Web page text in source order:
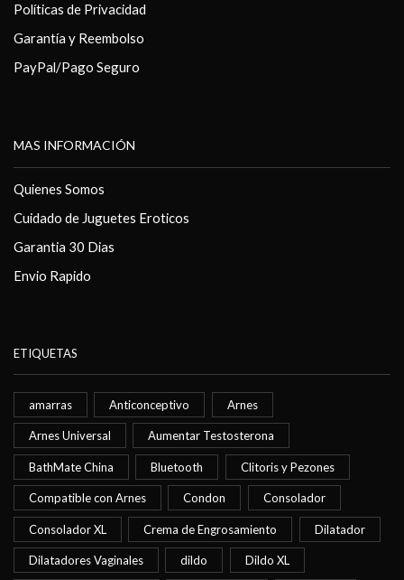
Políticas de Privacidad
Garantía y Reembolso
PayPal/Pago Seguro
MAS INFORMACIÓN
Quienes Somos
Cuidado de Juguetes Eroticos
Garantia 30 Dias
Envio Rapido
ETIQUETAS
amarras Anticonceptivo Arnes
Arnes Universal Aumentar Testosterona
BathMate China Bluetooth Clitoris y Pezones
Compatible con Arnes Condon Consolador
Consolador XL Crema de Engrosamiento Dilatador
Dilatadores Vaginales dildo Dildo XL